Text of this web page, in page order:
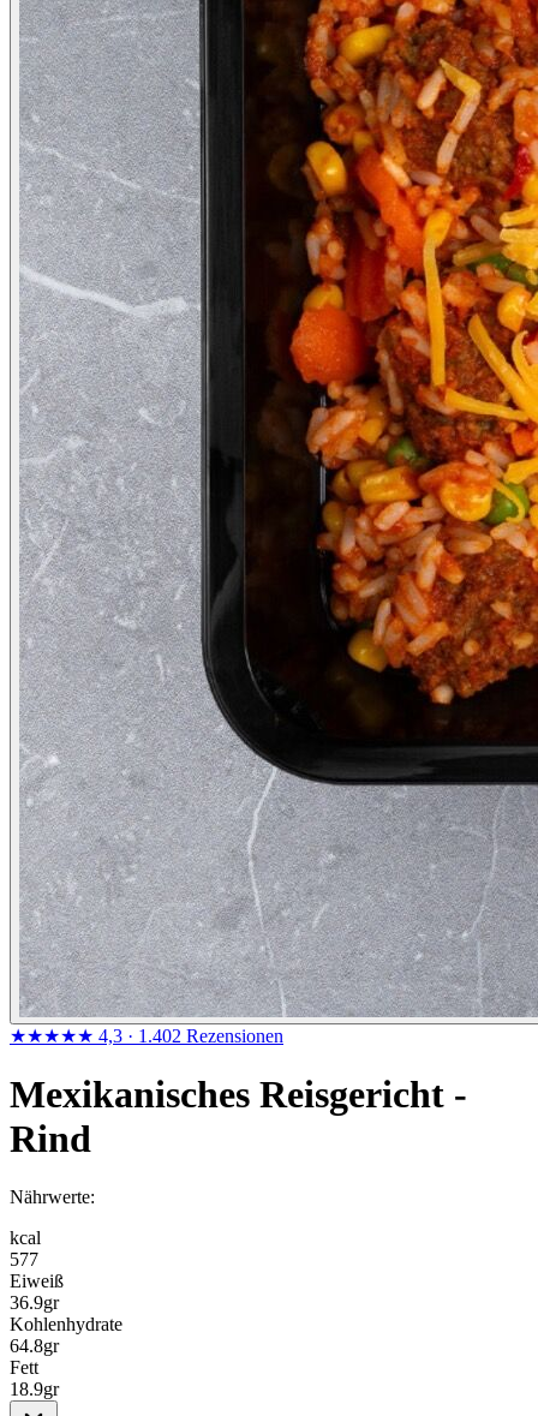
★★★★★ 4,3 · 1.402 Rezensionen
Mexikanisches Reisgericht -
Rind
Nährwerte:
kcal
577
Eiweiß
36.9gr
Kohlenhydrate
64.8gr
Fett
18.9gr